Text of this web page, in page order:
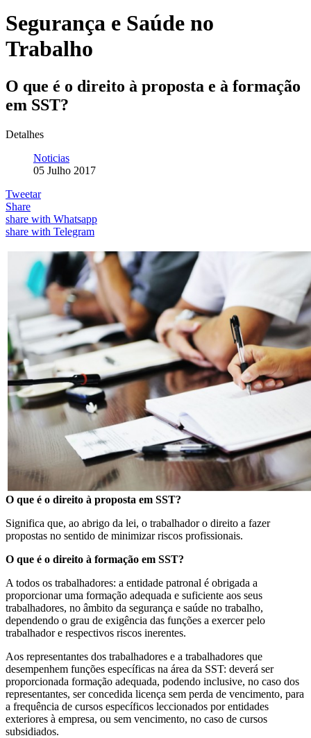
Segurança e Saúde no
Trabalho
O que é o direito à proposta e à formação
em SST?
Detalhes
Noticias
05 Julho 2017
Tweetar
Share
share with Whatsapp
share with Telegram
O que é o direito à proposta em SST?
Significa que, ao abrigo da lei, o trabalhador o direito a fazer
propostas no sentido de minimizar riscos profissionais.
O que é o direito à formação em SST?
A todos os trabalhadores: a entidade patronal é obrigada a
proporcionar uma formação adequada e suficiente aos seus
trabalhadores, no âmbito da segurança e saúde no trabalho,
dependendo o grau de exigência das funções a exercer pelo
trabalhador e respectivos riscos inerentes.
Aos representantes dos trabalhadores e a trabalhadores que
desempenhem funções específicas na área da SST: deverá ser
proporcionada formação adequada, podendo inclusive, no caso dos
representantes, ser concedida licença sem perda de vencimento, para
a frequência de cursos específicos leccionados por entidades
exteriores à empresa, ou sem vencimento, no caso de cursos
subsidiados.